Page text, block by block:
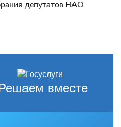
депутатов НАО
вместе